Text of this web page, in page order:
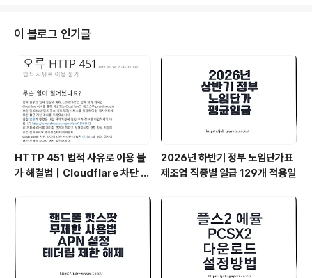
한 문제가 발생하면 윈도우10 백업파일을 이용해 윈도우1
0 복구를 진행하느것이 좋습니다. 그리고 파일 및 폴더 수
정한날짜 간으로 표시되는 경우에는 국가 지역을 수정하거
나 원래대로 복구기능을 사용하면 문제를 해결할 수 있습
니다. 윈도우10 날짜 시간 변경 자동동기화 설정 및 임의변
경 - 노랗it월드 마이크로소프트의 최신운영..
이 블로그 인기글
HTTP 451 법적 사유로 이용 불
가 해결법｜Cloudflare 차단 원
2026년 하반기 정부 노임단가표
제조업 직종별 일급 129개 적용일